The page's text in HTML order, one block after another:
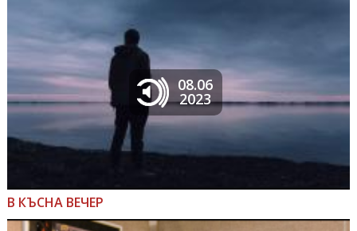
08.06
2023
В КЪСНА ВЕЧЕР